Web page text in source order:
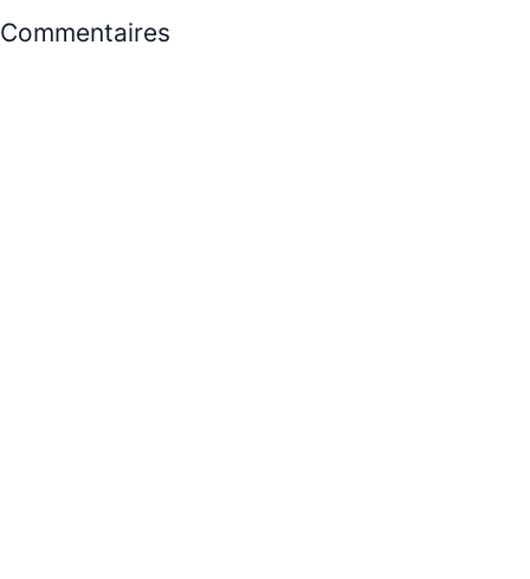
Commentaires